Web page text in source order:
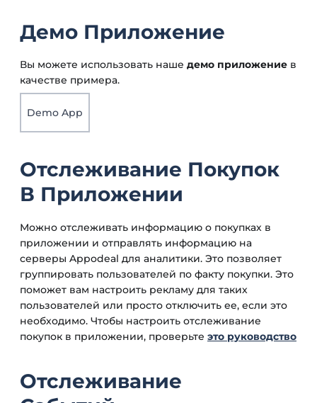
Демо Приложение
Вы можете использовать наше демо приложение в
качестве примера.
Demo App
Отслеживание Покупок
В Приложении
Можно отслеживать информацию о покупках в
приложении и отправлять информацию на
серверы Appodeal для аналитики. Это позволяет
группировать пользователей по факту покупки. Это
поможет вам настроить рекламу для таких
пользователей или просто отключить ее, если это
необходимо. Чтобы настроить отслеживание
покупок в приложении, проверьте это руководство
Отслеживание